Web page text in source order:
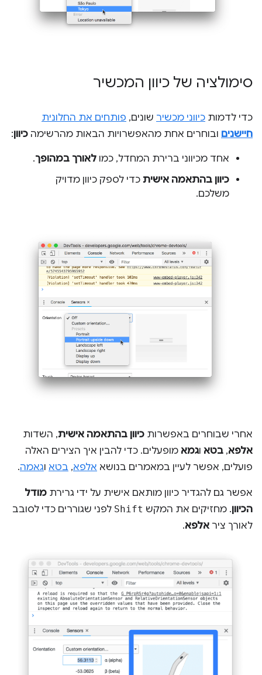
סימולציה של כיוון המכשיר
כדי לדמות כיווני מכשיר שונים, פותחים את החלונית
חיישנים ובוחרים אחת מהאפשרויות הבאות מהרשימה כיוון:
אחד מכיווני ברירת המחדל, כמו לאורך במהופך.
כיוון בהתאמה אישית כדי לספק כיוון מדויק
משלכם.
אחרי שבוחרים באפשרות כיוון בהתאמה אישית, השדות
אלפא, בטא וגמא מופעלים. כדי להבין איך הצירים האלה
פועלים, אפשר לעיין במאמרים בנושא אלפא, בטא וגאמה.
אפשר גם להגדיר כיוון מותאם אישית על ידי גרירת מודל
הכיוון. מחזיקים את המקש Shift לפני שגוררים כדי לסובב
לאורך ציר אלפא.